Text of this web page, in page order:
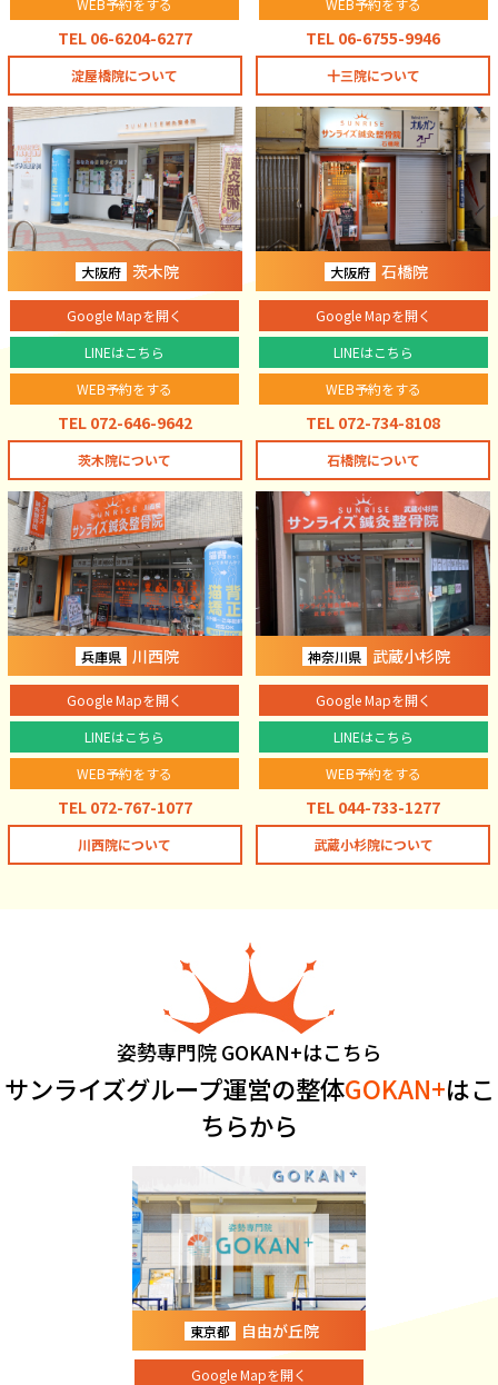
WEB予約をする
TEL 06-6204-6277
淀屋橋院について
WEB予約をする
TEL 06-6755-9946
十三院について
大阪府 茨木院
Google Mapを開く
LINEはこちら
WEB予約をする
TEL 072-646-9642
茨木院について
大阪府 石橋院
Google Mapを開く
LINEはこちら
WEB予約をする
TEL 072-734-8108
石橋院について
兵庫県 川西院
Google Mapを開く
LINEはこちら
WEB予約をする
TEL 072-767-1077
川西院について
神奈川県 武蔵小杉院
Google Mapを開く
LINEはこちら
WEB予約をする
TEL 044-733-1277
武蔵小杉院について
姿勢専門院 GOKAN+はこちら
サンライズグループ運営の整体GOKAN+はこ
ちらから
東京都 自由が丘院
Google Mapを開く